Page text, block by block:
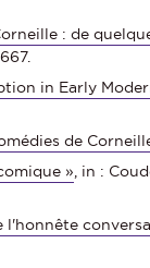
: de
in Early
de
» , in :
l'honnête